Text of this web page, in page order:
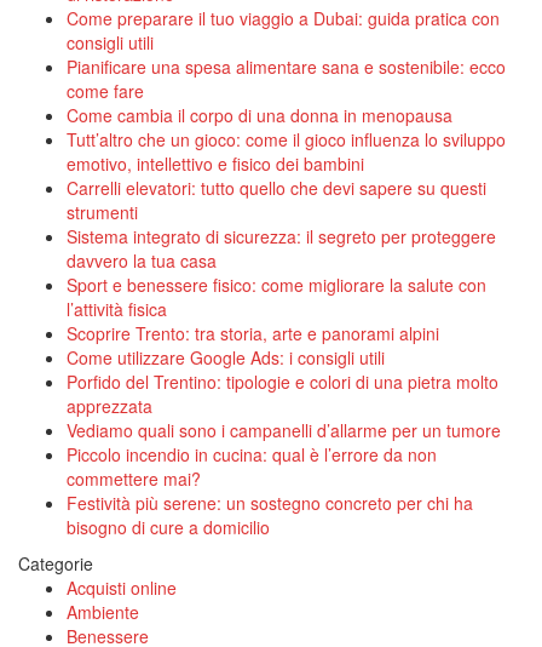
Come preparare il tuo viaggio a Dubai: guida pratica con
consigli utili
Pianificare una spesa alimentare sana e sostenibile: ecco
come fare
Come cambia il corpo di una donna in menopausa
Tutt’altro che un gioco: come il gioco influenza lo sviluppo
emotivo, intellettivo e fisico dei bambini
Carrelli elevatori: tutto quello che devi sapere su questi
strumenti
Sistema integrato di sicurezza: il segreto per proteggere
davvero la tua casa
Sport e benessere fisico: come migliorare la salute con
l’attività fisica
Scoprire Trento: tra storia, arte e panorami alpini
Come utilizzare Google Ads: i consigli utili
Porfido del Trentino: tipologie e colori di una pietra molto
apprezzata
Vediamo quali sono i campanelli d’allarme per un tumore
Piccolo incendio in cucina: qual è l’errore da non
commettere mai?
Festività più serene: un sostegno concreto per chi ha
bisogno di cure a domicilio
Categorie
Acquisti online
Ambiente
Benessere